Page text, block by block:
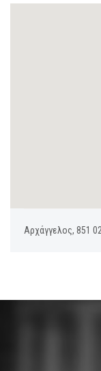
Αρχάγγελος, 851